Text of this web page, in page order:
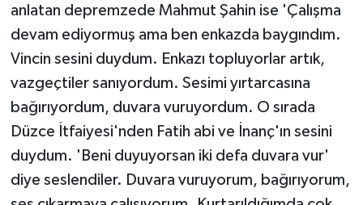
anlatan depremzede Mahmut Şahin ise 'Çalışma
devam ediyormuş ama ben enkazda baygındım.
Vincin sesini duydum. Enkazı topluyorlar artık,
vazgeçtiler sanıyordum. Sesimi yırtarcasına
bağırıyordum, duvara vuruyordum. O sırada
Düzce İtfaiyesi'nden Fatih abi ve İnanç'ın sesini
duydum. 'Beni duyuyorsan iki defa duvara vur'
diye seslendiler. Duvara vuruyorum, bağırıyorum,